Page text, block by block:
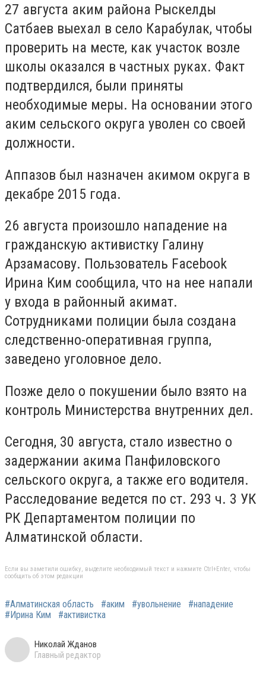
27 августа аким района Рыскелды
Сатбаев выехал в село Карабулак, чтобы
проверить на месте, как участок возле
школы оказался в частных руках. Факт
подтвердился, были приняты
необходимые меры. На основании этого
аким сельского округа уволен со своей
должности.
Аппазов был назначен акимом округа в
декабре 2015 года.
26 августа произошло нападение на
гражданскую активистку Галину
Арзамасову. Пользователь Facebook
Ирина Ким сообщила, что на нее напали
у входа в районный акимат.
Сотрудниками полиции была создана
следственно-оперативная группа,
заведено уголовное дело.
Позже дело о покушении было взято на
контроль Министерства внутренних дел.
Сегодня, 30 августа, стало известно о
задержании акима Панфиловского
сельского округа, а также его водителя.
Расследование ведется по ст. 293 ч. 3 УК
РК Департаментом полиции по
Алматинской области.
Если вы заметили ошибку, выделите необходимый текст и нажмите Ctrl+Enter, чтобы
сообщить об этом редакции
#Алматинская область #аким #увольнение
#нападение
#Ирина Ким
#активистка
Николай Жданов
Главный редактор